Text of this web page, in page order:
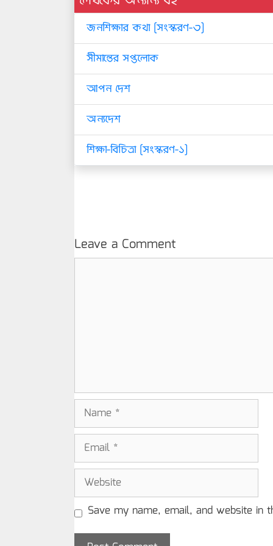
জনশিক্ষার কথা [সংস্করণ-৩]
সীমান্তের সপ্তলোক
আপন দেশ
অন্যদেশ
শিক্ষা-বিচিত্রা [সংস্করণ-১]
Leave a Comment
Name
Email
Website
Save my name, email, and website